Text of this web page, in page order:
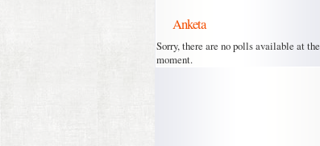
Anketa
Sorry, there are no polls available at the
moment.